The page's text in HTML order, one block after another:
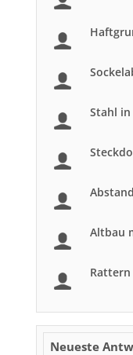
Stahl
Altbau
Rattern
Neueste